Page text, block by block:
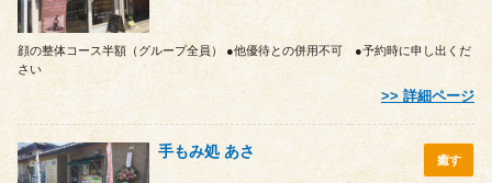
顔の整体コース半額（グループ全員） ●他優待との併用不可 ●予約時に申し出くだ
さい
詳細ページ
手もみ処 あさ 癒す